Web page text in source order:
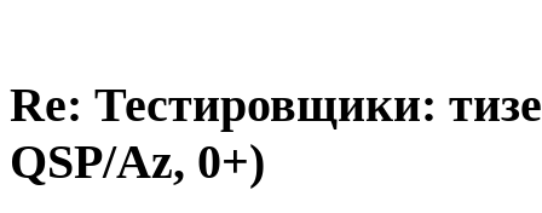
Re: Тестировщики:
QSP/Az, 0+)